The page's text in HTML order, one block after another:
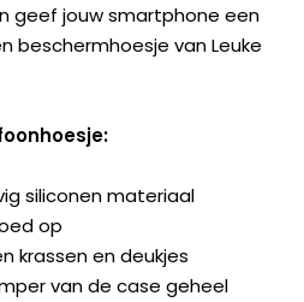
geef jouw smartphone een
beschermhoesje van Leuke
siliconen materiaal
op
krassen en deukjes
van de case geheel